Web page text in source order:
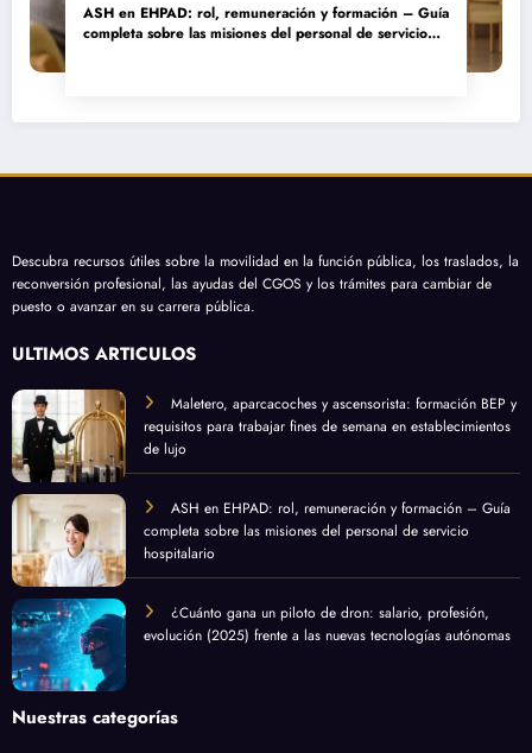
ASH en EHPAD: rol, remuneración y formación – Guía
completa sobre las misiones del personal de servicio
Descubra recursos útiles sobre la movilidad en la función pública, los traslados, la
reconversión profesional, las ayudas del CGOS y los trámites para cambiar de
puesto o avanzar en su carrera pública.
ÚLTIMOS ARTÍCULOS
Maletero, aparcacoches y ascensorista: formación BEP y
requisitos para trabajar fines de semana en establecimientos
de lujo
ASH en EHPAD: rol, remuneración y formación – Guía
completa sobre las misiones del personal de servicio
hospitalario
¿Cuánto gana un piloto de dron: salario, profesión,
evolución (2025) frente a las nuevas tecnologías autónomas
Nuestras categorías